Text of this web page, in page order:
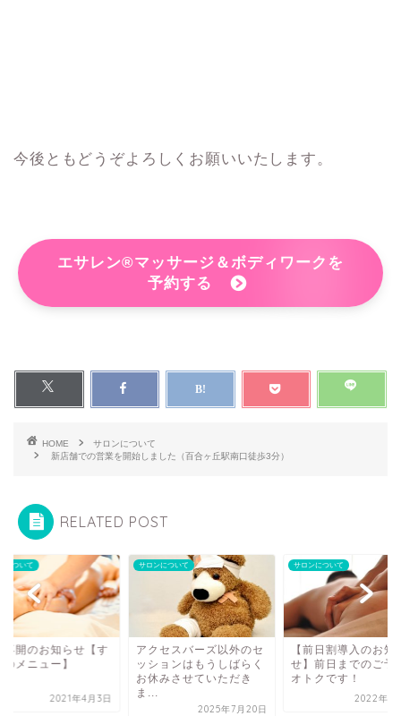
今後ともどうぞよろしくお願いいたします。
エサレン®マッサージ＆ボディワークを
予約する
HOME
サロンについて
新店舗での営業を開始しました（百合ヶ丘駅南口徒歩3分）
RELATED POST
について
再開のお知らせ【す
のメニュー】
2021年4月3日
サロンについて
アクセスバーズ以外のセ
ッションはもうしばらく
お休みさせていただき
ま...
2025年7月20日
サロンについて
【前日割導入のお知
せ】前日までのご予
オトクです！
2022年1